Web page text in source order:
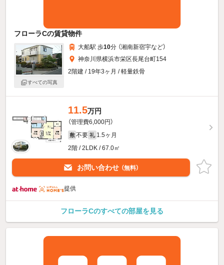
フローラCの賃貸物件
すべての写真
大船駅 歩10分 （湘南新宿宇など）
神奈川県横浜市栄区長尾台町154
2階建 / 19年3ヶ月 / 軽量鉄骨
11.5万円
（管理費6,000円）
敷 不要 礼 1.5ヶ月
2階 / 2LDK / 67.0㎡
お問い合わせ （無料）
提供
フローラCのすべての部屋を見る